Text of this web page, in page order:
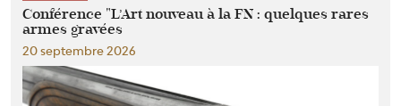
Conférence "L’Art nouveau à la FN : quelques rares
armes gravées
20 septembre 2026